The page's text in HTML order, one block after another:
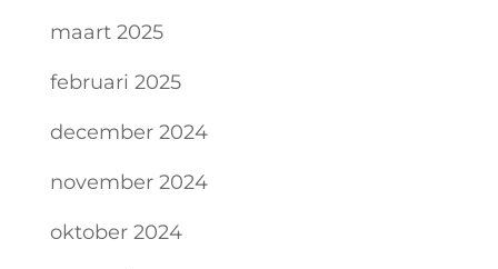
maart 2025
februari 2025
december 2024
november 2024
oktober 2024